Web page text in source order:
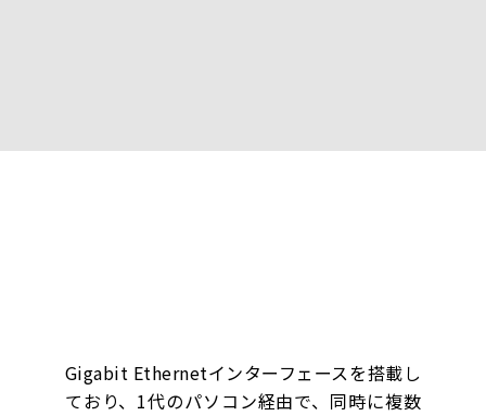
Gigabit Ethernetインターフェースを搭載し
ており、1代のパソコン経由で、同時に複数